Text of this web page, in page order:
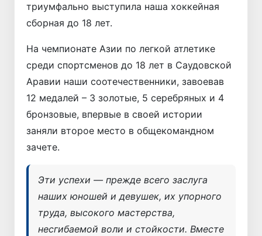
триумфально выступила наша хоккейная
сборная до 18 лет.
На чемпионате Азии по легкой атлетике
среди спортсменов до 18 лет в Саудовской
Аравии наши соотечественники, завоевав
12 медалей – 3 золотые, 5 серебряных и 4
бронзовые, впервые в своей истории
заняли второе место в общекомандном
зачете.
Эти успехи — прежде всего заслуга
наших юношей и девушек, их упорного
труда, высокого мастерства,
несгибаемой воли и стойкости. Вместе